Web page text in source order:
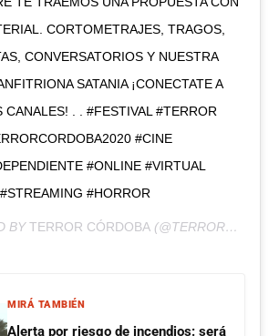
CORTOMETRAJES, TRAGOS,
CONVERSATORIOS Y NUESTRA
SATANIA ¡CONECTATE A
CANALES! . . #FESTIVAL #TERROR
#CINE
#ONLINE #VIRTUAL
#STREAMING #HORROR
BYTERROR CÓRDOBA (@TERRORCORDOBA_OFICIAL) ON
MIRÁ TAMBIÉN
Alerta por riesgo de incendios: será